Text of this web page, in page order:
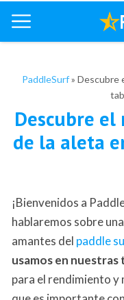
PaddleSurf» Descubre
Descubre
de la aleta
¡Bienvenidos a
hablaremos sobre
amantes del paddle
usamos en nuestras
para el rendimiento y